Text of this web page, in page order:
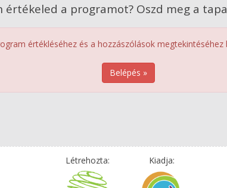
értékeled a programot? Oszd meg a
értékléséhez és a hozzászólások megtekintéséhez
Belépés »
Létrehozta: Kiadja: